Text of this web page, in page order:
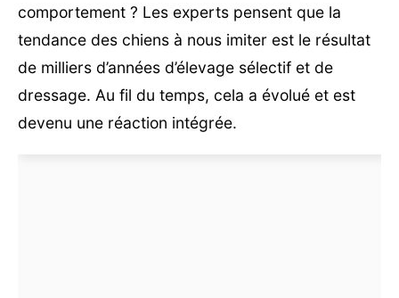
comportement ? Les experts pensent que la
tendance des chiens à nous imiter est le résultat
de milliers d’années d’élevage sélectif et de
dressage. Au fil du temps, cela a évolué et est
devenu une réaction intégrée.